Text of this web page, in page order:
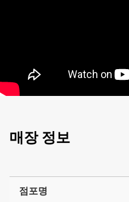
매장 정보
점포명